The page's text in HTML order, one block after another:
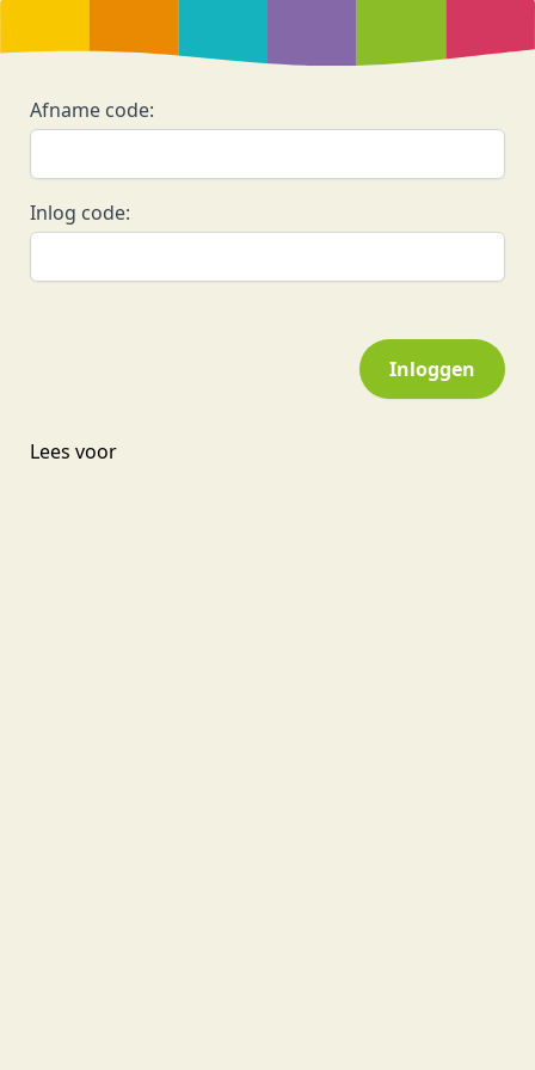
Afname code:
Inlog code:
Inloggen
Lees voor